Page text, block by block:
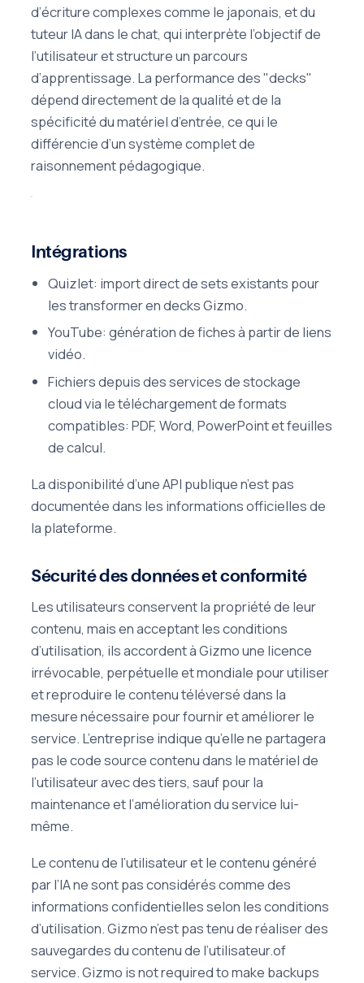
d’écriture complexes comme le japonais, et du
tuteur IA dans le chat, qui interprète l’objectif de
l’utilisateur et structure un parcours
d’apprentissage. La performance des "decks"
dépend directement de la qualité et de la
spécificité du matériel d’entrée, ce qui le
différencie d’un système complet de
raisonnement pédagogique.
Intégrations
Quizlet: import direct de sets existants pour
les transformer en decks Gizmo.
YouTube: génération de fiches à partir de liens
vidéo.
Fichiers depuis des services de stockage
cloud via le téléchargement de formats
compatibles: PDF, Word, PowerPoint et feuilles
de calcul.
La disponibilité d’une API publique n’est pas
documentée dans les informations officielles de
la plateforme.
Sécurité des données et conformité
Les utilisateurs conservent la propriété de leur
contenu, mais en acceptant les conditions
d’utilisation, ils accordent à Gizmo une licence
irrévocable, perpétuelle et mondiale pour utiliser
et reproduire le contenu téléversé dans la
mesure nécessaire pour fournir et améliorer le
service. L’entreprise indique qu’elle ne partagera
pas le code source contenu dans le matériel de
l’utilisateur avec des tiers, sauf pour la
maintenance et l’amélioration du service lui-
même.
Le contenu de l’utilisateur et le contenu généré
par l’IA ne sont pas considérés comme des
informations confidentielles selon les conditions
d’utilisation. Gizmo n’est pas tenu de réaliser des
sauvegardes du contenu de l’utilisateur.of
service. Gizmo is not required to make backups